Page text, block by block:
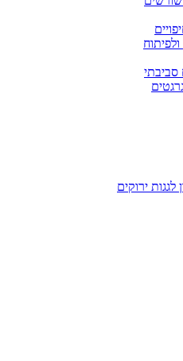
ולפיתוח
סביבתי
ירוקים